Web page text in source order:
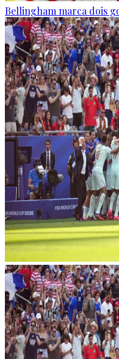
Bellingham marca dois